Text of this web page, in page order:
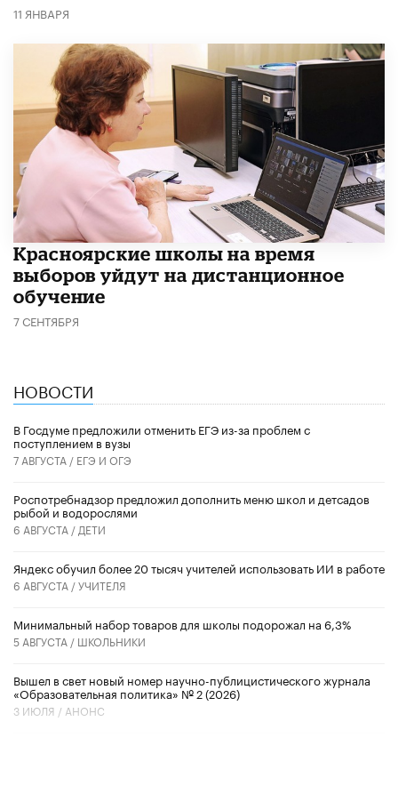
11 ЯНВАРЯ
Красноярские школы на время
выборов уйдут на дистанционное
обучение
7 СЕНТЯБРЯ
НОВОСТИ
В Госдуме предложили отменить ЕГЭ из-за проблем с
поступлением в вузы
7 АВГУСТА / ЕГЭ И ОГЭ
Роспотребнадзор предложил дополнить меню школ и детсадов
рыбой и водорослями
6 АВГУСТА / ДЕТИ
​Яндекс обучил более 20 тысяч учителей использовать ИИ в работе
6 АВГУСТА /УЧИТЕЛЯ
Минимальный набор товаров для школы подорожал на 6,3%
5 АВГУСТА / ШКОЛЬНИКИ
Вышел в свет новый номер научно-публицистического журнала
«Образовательная политика» № 2 (2026)
3 ИЮЛЯ / АНОНС